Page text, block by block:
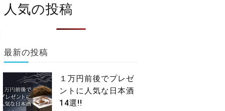
人気の投稿
最新の投稿
１万円前後でプレゼ
ントに人気な日本酒
14選!!